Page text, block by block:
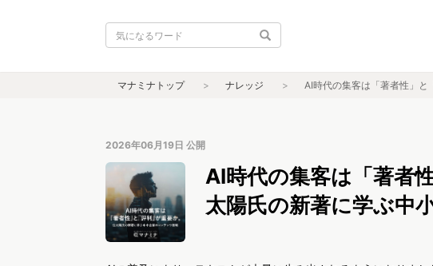
マナミナトップ ナレッジ AI時代の集客は「著者性」
2026年06月19日 公開
AI時代の集客は「著者
太陽氏の新著に学ぶ中